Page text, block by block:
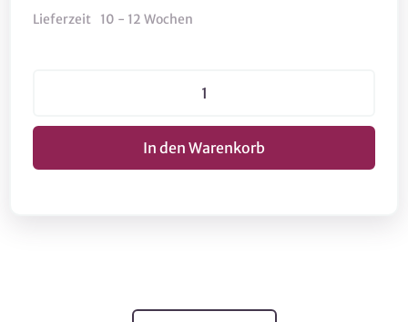
Lieferzeit 10 - 12 Wochen